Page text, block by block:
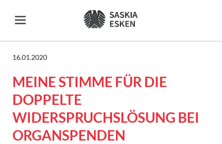
16.01.2020
MEINE STIMME FÜR DIE
DOPPELTE
WIDERSPRUCHSLÖSUNG BEI
ORGANSPENDEN